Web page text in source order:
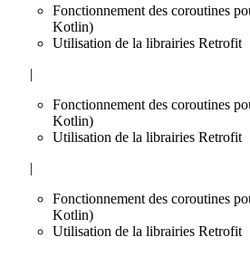
Fonctionnement des coroutines
Kotlin)
Utilisation de la librairies Retrofit
|
Fonctionnement des coroutines
Kotlin)
Utilisation de la librairies Retrofit
|
Fonctionnement des coroutines
Kotlin)
Utilisation de la librairies Retrofit